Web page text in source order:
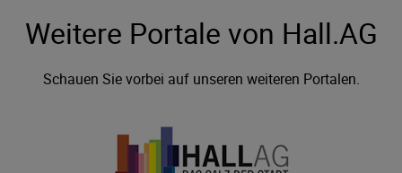
Weitere Portale von Hall.AG
Schauen Sie vorbei auf unseren weiteren Portalen.